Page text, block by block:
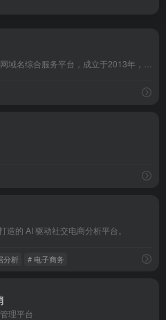
造的 AI 驱动社交电商分析平台。
分析 # 电子商务
理平台